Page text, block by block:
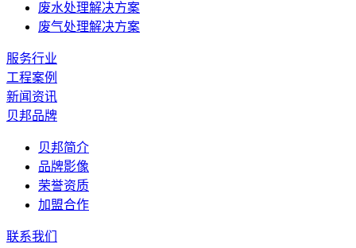
废水处理解决方案
废气处理解决方案
服务行业
工程案例
新闻资讯
贝邦品牌
贝邦简介
品牌影像
荣誉资质
加盟合作
联系我们